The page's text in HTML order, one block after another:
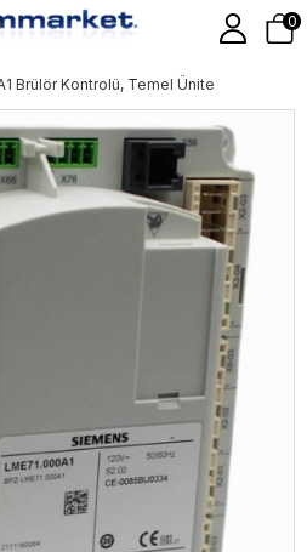
0
Brülör Kontrolü, Temel Ünite